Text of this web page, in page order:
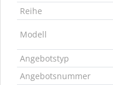
Reihe
Modell
Angebotstyp
Angebotsnummer